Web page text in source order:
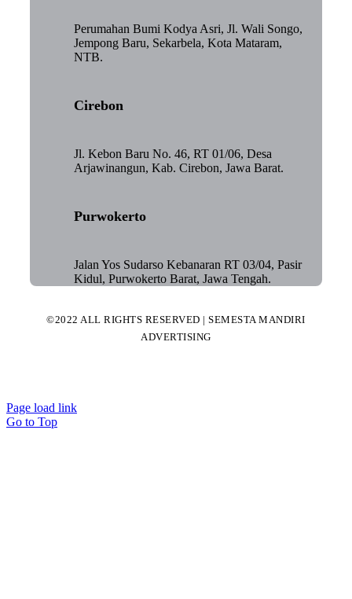
Perumahan Bumi Kodya Asri, Jl. Wali Songo,
Jempong Baru, Sekarbela, Kota Mataram,
NTB.
Cirebon
Jl. Kebon Baru No. 46, RT 01/06, Desa
Arjawinangun, Kab. Cirebon, Jawa Barat.
Purwokerto
Jalan Yos Sudarso Kebanaran RT 03/04, Pasir
Kidul, Purwokerto Barat, Jawa Tengah.
©2022 ALL RIGHTS RESERVED | SEMESTA MANDIRI
ADVERTISING
Page load link
Go to Top